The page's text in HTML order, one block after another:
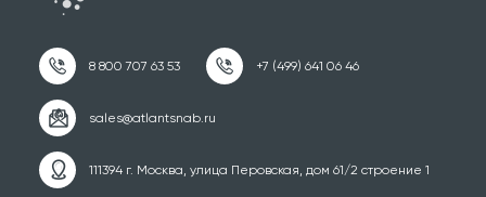
111394 г. Москва, улица Перовская, дом 61/2 строение 1